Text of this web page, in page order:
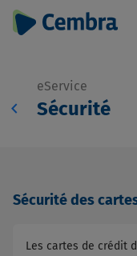
eService
chevron_left Sécurité
Sécurité des
Les cartes de crédit